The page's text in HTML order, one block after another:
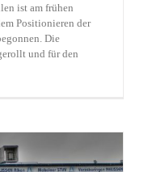
ist am frühen
Positionieren der
Die
und für den